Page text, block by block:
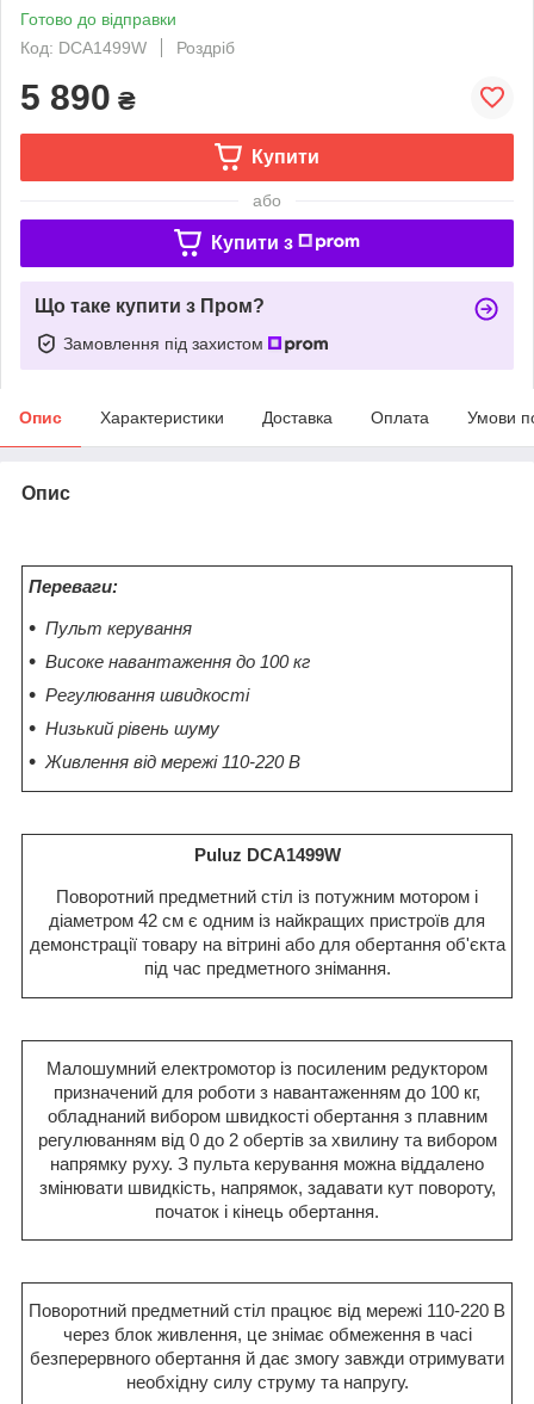
Готово до відправки
Код: DCA1499W
Роздріб
5 890 ₴
Купити
або
Купити з
Що таке купити з Пром?
Замовлення під захистом
Опис Характеристики Доставка Оплата Умови
Опис
Переваги:
Пульт керування
Високе навантаження до 100 кг
Регулювання швидкості
Низький рівень шуму
Живлення від мережі 110-220 В
Puluz DCA1499W
Поворотний предметний стіл із потужним мотором і
діаметром 42 см є одним із найкращих пристроїв для
демонстрації товару на вітрині або для обертання об'єкта
під час предметного знімання.
Малошумний електромотор із посиленим редуктором
призначений для роботи з навантаженням до 100 кг,
обладнаний вибором швидкості обертання з плавним
регулюванням від 0 до 2 обертів за хвилину та вибором
напрямку руху. З пульта керування можна віддалено
змінювати швидкість, напрямок, задавати кут повороту,
початок і кінець обертання.
Поворотний предметний стіл працює від мережі 110-220 В
через блок живлення, це знімає обмеження в часі
безперервного обертання й дає змогу завжди отримувати
необхідну силу струму та напругу.